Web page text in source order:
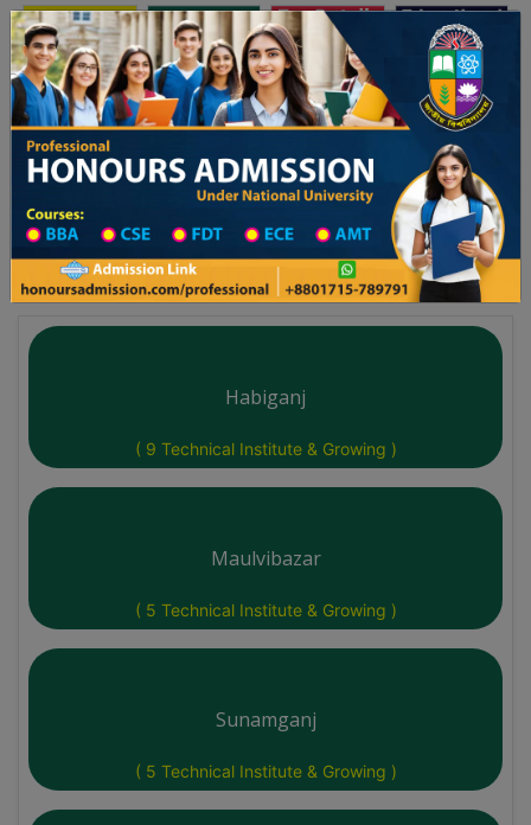
Toggle navigation অনার্স ভর্তি প্রফেশনাল অনার্স
Updates
২০২৫-২৬ শিক্ষাবর্ষের ১ম বর্ষের ভর্তি আবেদন বিজ্ঞপ্তি ঢাকা বিশ্ববিদ্যালয় ২০২৫-২৬ শিক্ষাবর্ষে
Technical Institute List District Wise
Habiganj
( 9 Technical Institute & Growing )
Maulvibazar
( 5 Technical Institute & Growing )
Sunamganj
( 5 Technical Institute & Growing )